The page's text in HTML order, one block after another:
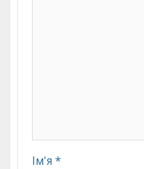
Ім'я *